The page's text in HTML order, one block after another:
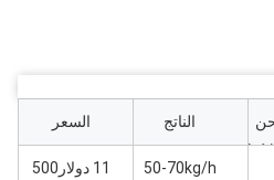
الناتج السعر
50-70kg/h 11 دولار500